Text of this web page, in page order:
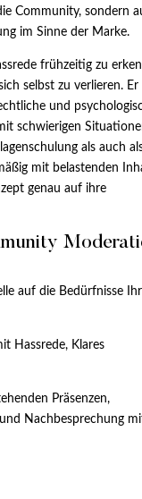
Community, sondern
im Sinne der Marke.
frühzeitig zu
selbst zu verlieren.
und
schwierigen
als auch
mit belastenden
genau auf ihre
auf die Bedürfnisse
Hassrede, Klares
Präsenzen,
Nachbesprechung